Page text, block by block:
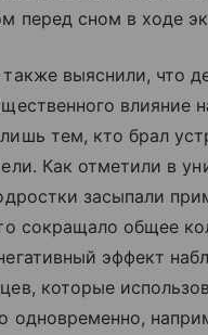
перед сном в ходе
выяснили, что
влияние
тем, кто брал
Как отметили в
засыпали
сокращало общее
эффект
которые
одновременно,